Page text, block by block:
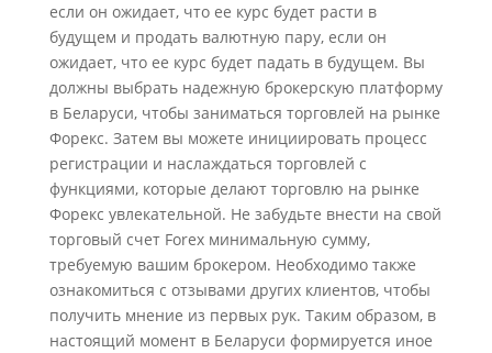
если он ожидает, что ее курс будет расти в
будущем и продать валютную пару, если он
ожидает, что ее курс будет падать в будущем. Вы
должны выбрать надежную брокерскую платформу
в Беларуси, чтобы заниматься торговлей на рынке
Форекс. Затем вы можете инициировать процесс
регистрации и наслаждаться торговлей с
функциями, которые делают торговлю на рынке
Форекс увлекательной. Не забудьте внести на свой
торговый счет Forex минимальную сумму,
требуемую вашим брокером. Необходимо также
ознакомиться с отзывами других клиентов, чтобы
получить мнение из первых рук. Таким образом, в
настоящий момент в Беларуси формируется иное